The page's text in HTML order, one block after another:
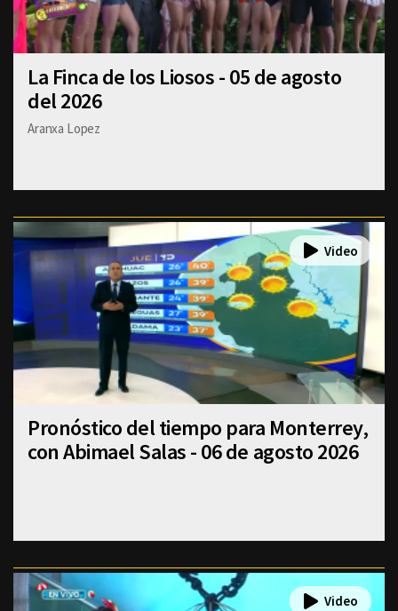
La Finca de los Liosos - 05 de agosto
del 2026
Aranxa Lopez
Pronóstico del tiempo para Monterrey,
con Abimael Salas - 06 de agosto 2026